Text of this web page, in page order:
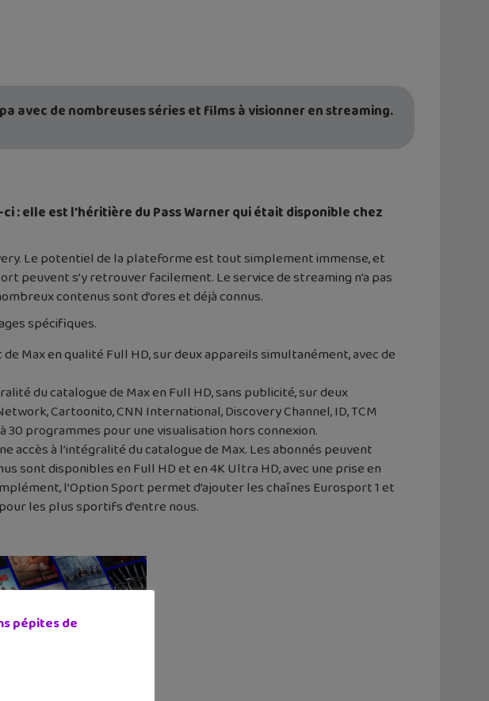
avec de nombreuses séries et films à visionner en streaming.
: elle est l’héritière du Pass Warner qui était disponible chez
Le potentiel de la plateforme est tout simplement immense, et
peuvent s’y retrouver facilement. Le service de streaming n’a pas
contenus sont d’ores et déjà connus.
spécifiques.
Max en qualité Full HD, sur deux appareils simultanément, avec de
du catalogue de Max en Full HD, sans publicité, sur deux
Cartoonito, CNN International, Discovery Channel, ID, TCM
30 programmes pour une visualisation hors connexion.
accès à l’intégralité du catalogue de Max. Les abonnés peuvent
sont disponibles en Full HD et en 4K Ultra HD, avec une prise en
l’Option Sport permet d’ajouter les chaînes Eurosport 1 et
les plus sportifs d’entre nous.
pépites de